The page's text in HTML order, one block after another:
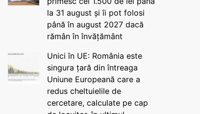
la 31 august și îi pot folosi
până în august 2027 dacă
rămân în învățământ
Unici în UE: România este
singura țară din întreaga
Uniune Europeană care a
redus cheltuielile de
cercetare, calculate pe cap